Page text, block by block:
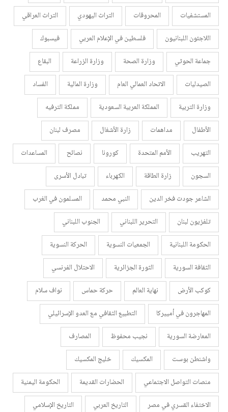
المستشفيات المحروقات التراث اليهودي
التراث العراقي
اللاجئون اللبنانيون
فلسطين في الإعلام العربي
فيسبوك
جماعة الحوثي
وزارة الصحة وزارة الزراعة
البقاع
الصيدليات
الاتحاد العمالي العام وزارة المالية
الفساد
وزارة التربية
المملكة العربية السعودية
مملكة الترفيه
الأطفال
مداهمات زارة الأشغال
مصرف لبنان
التهريب
الأمم المتحدة كورونا نصائح
المساعدات
السجون
زارة الطاقة الكهرباء
تبادل الأسرى
الشاعر جودت فخر الدين
النبي محمد
المسلمون في الغرب
تلفزيون لبنان
التحرير اللبناني
الجنوب اللبناني
الحكومة اللبنانية
الجمعيات النسوية
الحركة النسوية
الثقافة السورية
الثورة الجزائرية
الاحتلال الفرنسي
كوكب الأرض
نهاية العالم حركة حماس
نواف سلام
المهاجرون في أمييركا
التطبيع الثقافي مع العدو الإسرائيلي
المعارضة السورية
نجيب محفوظ
المصارف
واشنطن بوست
المكسيك
خليج المكسيك
منصات التواصل الاجتماعي
الحضارات القديمة
الحكومة اليمنية
الاختفاء القسري في مصر
التاريخ العربي
التاريخ الإسلامي